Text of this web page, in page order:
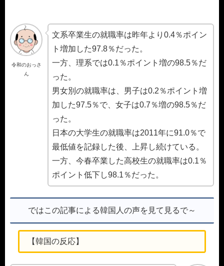
令和のおっさ
ん
文系卒業生の就職率は昨年より0.4％ポイン
ト増加した97.8％だった。
一方、理系では0.1％ポイント増の98.5％だ
った。
男女別の就職率は、男子は0.2％ポイント増
加した97.5％で、女子は0.7％増の98.5％だ
った。
日本の大学生の就職率は2011年に91.0％で
最低値を記録した後、上昇し続けている。
一方、今春卒業した高校生の就職率は0.1％
ポイント低下し98.1％だった。
ではこの記事による韓国人の声を見て見るで～
【韓国の反応】